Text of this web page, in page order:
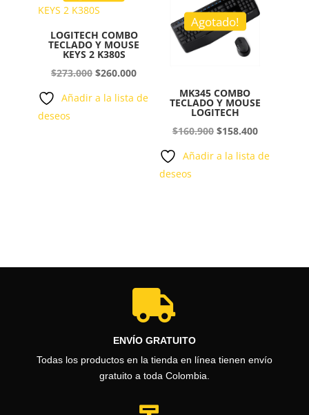
LOGITECH COMBO
TECLADO Y MOUSE
KEYS 2 K380S
$273.000 El
$260.000El
Añadir a la lista de
deseos
Agotado!
MK345 COMBO
TECLADO Y MOUSE
LOGITECH
$160.900 El
$158.400El
Añadir a la lista de
deseos

ENVÍO GRATUITO
Todas los productos en la tienda en línea tienen envío
gratuito a toda Colombia.